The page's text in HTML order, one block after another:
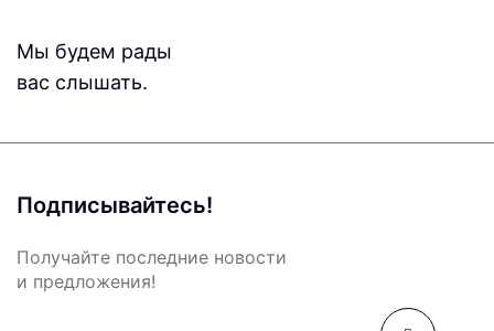
Мы будем рады
вас слышать.
Подписывайтесь!
Получайте последние новости
и предложения!